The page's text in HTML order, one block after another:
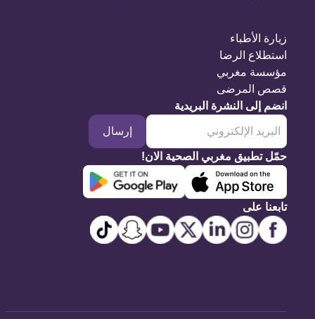
زيارة الأطباء
استطلاع الرضا
مؤسسة مغربي
قصص المرضى
انضم إلى النشرة البريدية
إرسال
حمّل تطبيق مغربي الصحية الان!
تابعنا على